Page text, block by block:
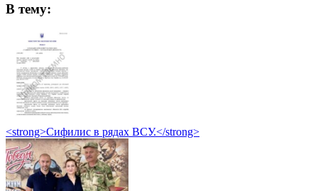
В тему:
<strong>Сифилис в рядах ВСУ.</strong>